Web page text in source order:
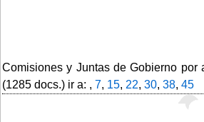
Comisiones y Juntas de Gobierno por
(1285 docs.) ir a: , 7, 15, 22, 30, 38, 45